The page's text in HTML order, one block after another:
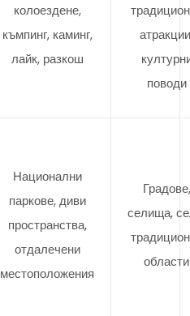
колоездене,
къмпинг, каминг,
лайк, разкош
поводи
Национални
паркове, диви
пространства,
отдалечени
местоположения
Градове,
селища,
области